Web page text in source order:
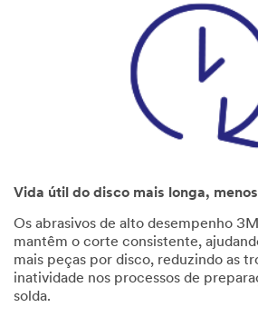
Vida útil do disco mais longa,
Os abrasivos de alto desempenho
mantêm o corte consistente,
mais peças por disco, reduzindo as
inatividade nos processos de
solda.